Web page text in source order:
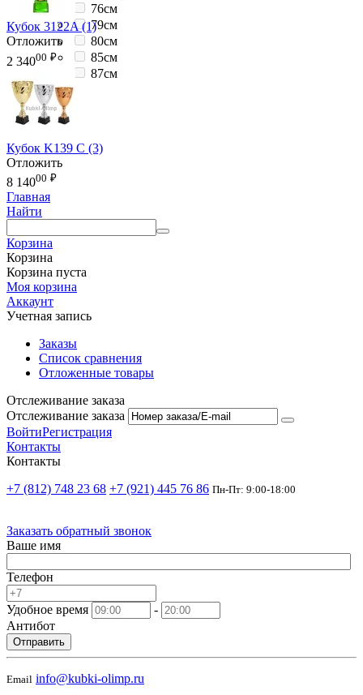
76см
79см
80см
85см
87см
Кубок 3122A (1)
Отложить
2 34000 ₽
Кубок K139 C (3)
Отложить
8 14000 ₽
Главная
Найти
Корзина
Корзина
Корзина пуста
Моя корзина
Аккаунт
Учетная запись
Заказы
Список сравнения
Отложенные товары
Отслеживание заказа
Отслеживание заказа
ВойтиРегистрация
Контакты
Контакты
+7 (812) 748 23 68 +7 (921) 445 76 86 Пн-Пт: 9:00-18:00
Заказать обратный звонок
Ваше имя
Телефон
Удобное время
-
Антибот
Отправить
Email info@kubki-olimp.ru